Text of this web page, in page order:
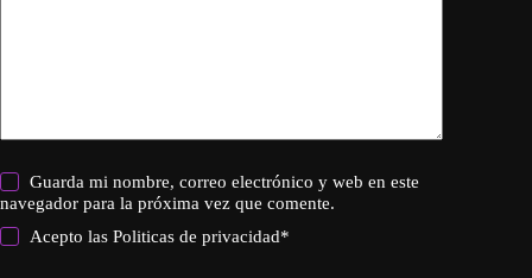
Guarda mi nombre, correo electrónico y web en este
navegador para la próxima vez que comente.
Acepto lasPoliticas de privacidad*